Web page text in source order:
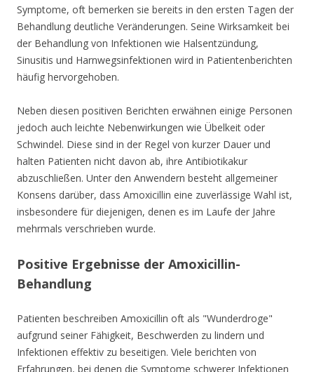
Symptome, oft bemerken sie bereits in den ersten Tagen der
Behandlung deutliche Veränderungen. Seine Wirksamkeit bei
der Behandlung von Infektionen wie Halsentzündung,
Sinusitis und Harnwegsinfektionen wird in Patientenberichten
häufig hervorgehoben.
Neben diesen positiven Berichten erwähnen einige Personen
jedoch auch leichte Nebenwirkungen wie Übelkeit oder
Schwindel. Diese sind in der Regel von kurzer Dauer und
halten Patienten nicht davon ab, ihre Antibiotikakur
abzuschließen. Unter den Anwendern besteht allgemeiner
Konsens darüber, dass Amoxicillin eine zuverlässige Wahl ist,
insbesondere für diejenigen, denen es im Laufe der Jahre
mehrmals verschrieben wurde.
Positive Ergebnisse der Amoxicillin-
Behandlung
Patienten beschreiben Amoxicillin oft als "Wunderdroge"
aufgrund seiner Fähigkeit, Beschwerden zu lindern und
Infektionen effektiv zu beseitigen. Viele berichten von
Erfahrungen, bei denen die Symptome schwerer Infektionen